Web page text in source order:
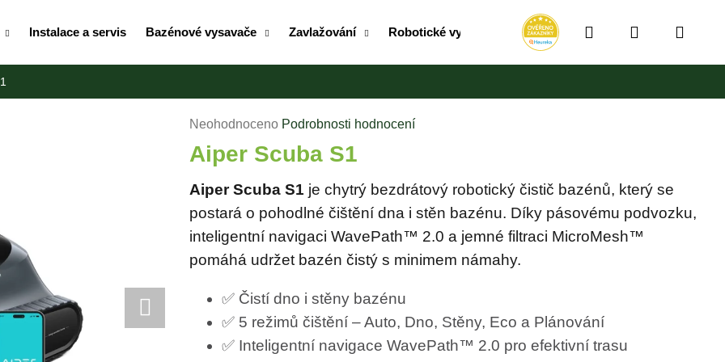
Instalace a servis Bazénové vysavače Zavlažování Robotické vysavače RollUpy / Vozíky / Bubny na
HledatPřihlášení
košík
Průměrné
hodnocení
produktu
je
0,0
z
5
hvězdiček.
Neohodnoceno Podrobnosti hodnocení
Aiper Scuba S1
Aiper Scuba S1 je chytrý bezdrátový robotický čistič bazénů, který se
postará o pohodlné čištění dna i stěn bazénu. Díky pásovému podvozku,
inteligentní navigaci WavePath™ 2.0 a jemné filtraci MicroMesh™
pomáhá udržet bazén čistý s minimem námahy.
✅ Čistí dno i stěny bazénu
✅ 5 režimů čištění – Auto, Dno, Stěny, Eco a Plánování
✅ Inteligentní navigace WavePath™ 2.0 pro efektivní trasu
Co potřebujete najít?
HLEDAT
MAMMOTION LUBA MINI A YUKA MINI
DOMEČEK / GARÁŽ 2026
MAMMOTION LUBA MINI AWD LIDAR
1500 + DÁREK V HODNOTĚ 1699